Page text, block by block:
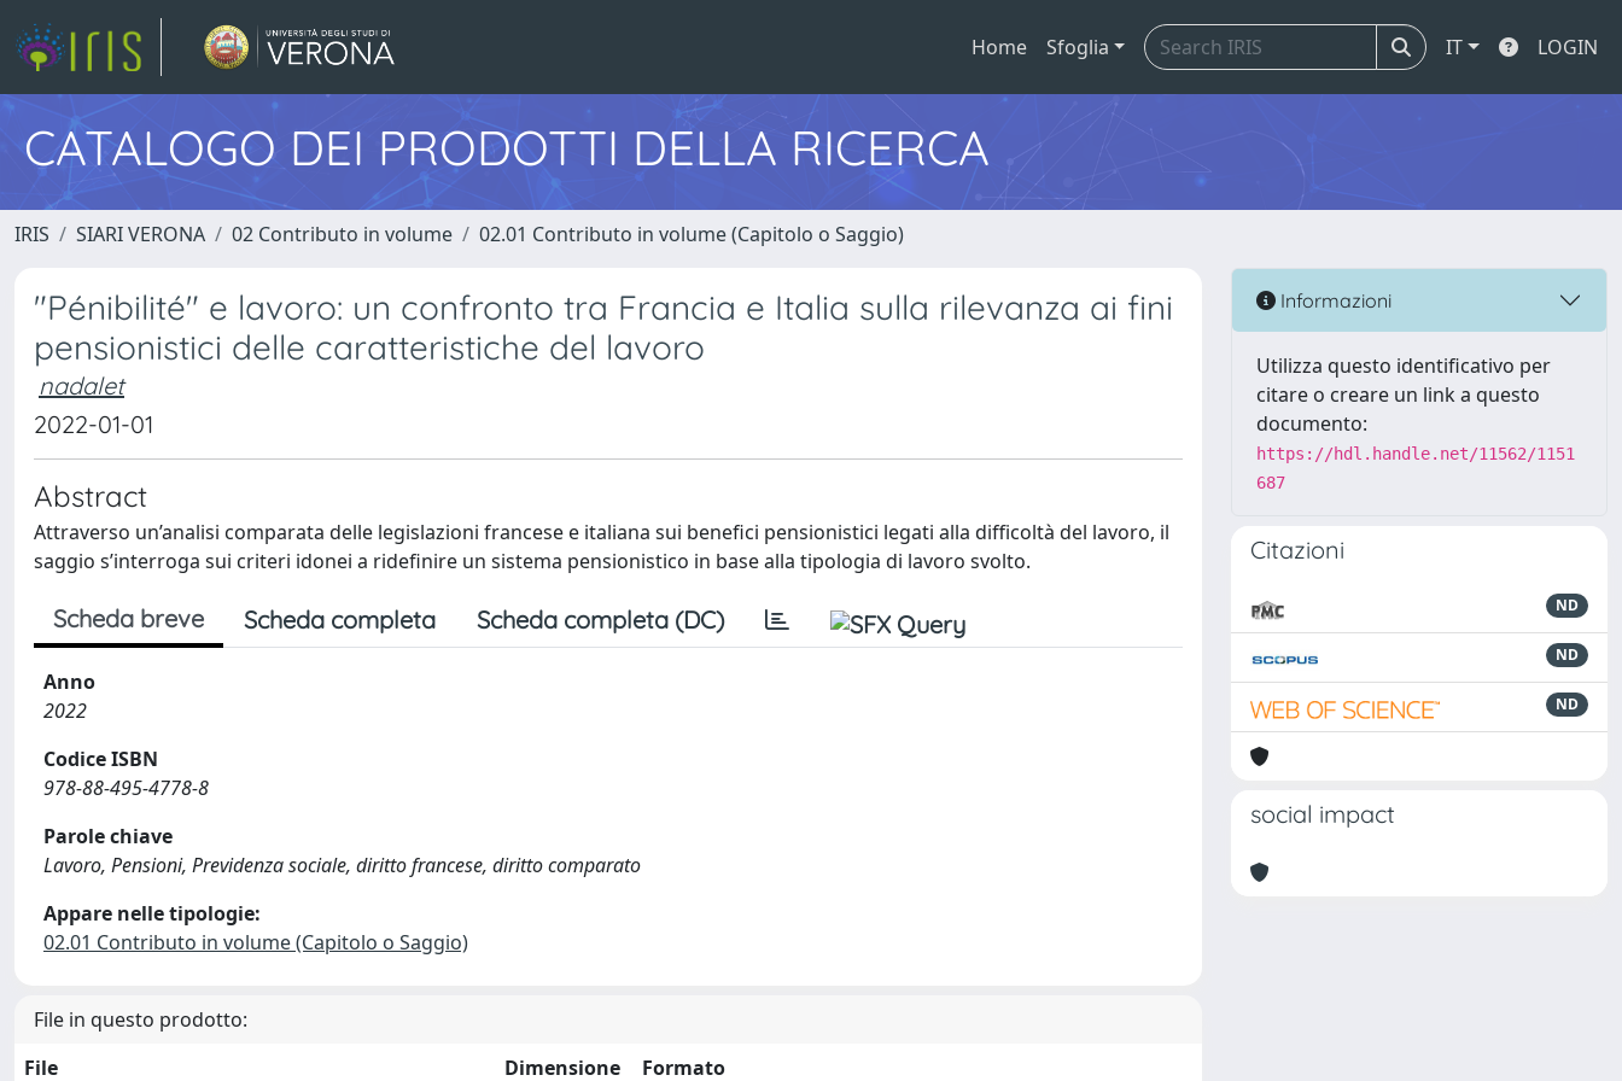
Home Sfoglia IT LOGIN
CATALOGO DEI PRODOTTI DELLA RICERCA
IRIS SIARI VERONA 02 Contributo in volume 02.01 Contributo in volume (Capitolo o Saggio)
"Pénibilité" e lavoro: un confronto tra Francia e Italia sulla rilevanza ai fini
pensionistici delle caratteristiche del lavoro
nadalet
2022-01-01
Abstract
Attraverso un’analisi comparata delle legislazioni francese e italiana sui benefici pensionistici legati alla difficoltà del lavoro, il
saggio s’interroga sui criteri idonei a ridefinire un sistema pensionistico in base alla tipologia di lavoro svolto.
Scheda breve Scheda completa Scheda completa (DC)
Anno
2022
Codice ISBN
978-88-495-4778-8
Parole chiave
Lavoro, Pensioni, Previdenza sociale, diritto francese, diritto comparato
Appare nelle tipologie:
02.01 Contributo in volume (Capitolo o Saggio)
File in questo prodotto:
File
Dimensione Formato
Informazioni
Utilizza questo identificativo per
citare o creare un link a questo
documento:
https://hdl.handle.net/11562/1151
687
Citazioni
ND
ND
ND
social impact